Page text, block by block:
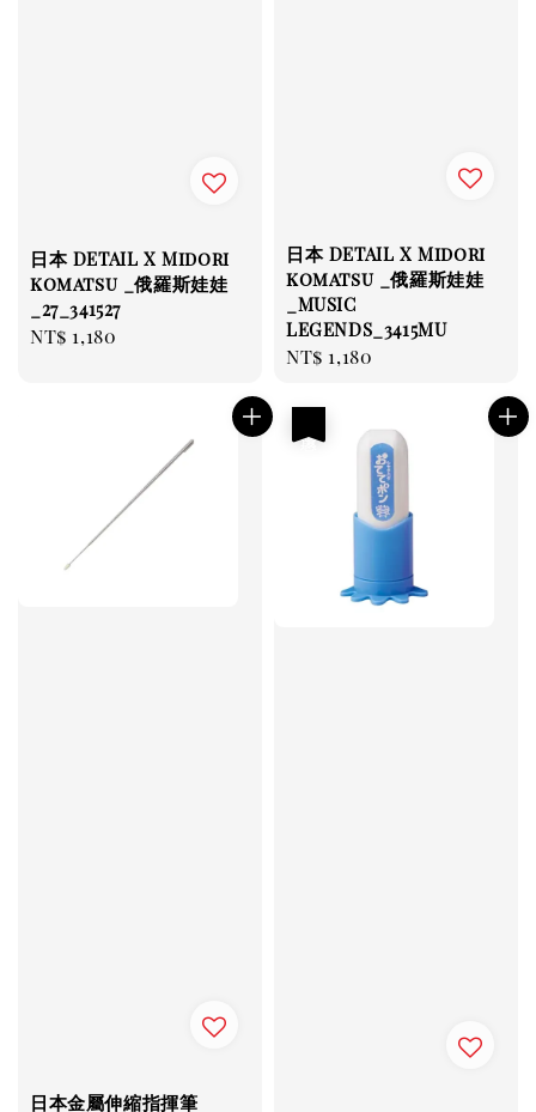
日本 DETAIL X Midori
komatsu _俄羅斯娃娃
_27_341527
Regular
NT$ 1,180
日本 DETAIL X Midori
komatsu _俄羅斯娃娃
_MUSIC
LEGENDS_3415MU
Regular
NT$ 1,180
日本金屬伸縮指揮筆